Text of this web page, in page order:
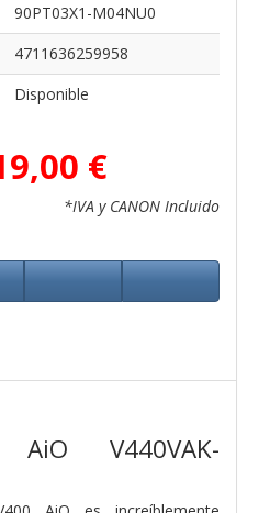
90PT03X1-M04NU0
4711636259958
Disponible
€
*IVA y CANON Incluido
V440VAK-